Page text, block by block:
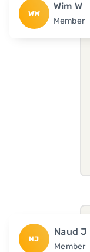
WW
Wim W
Member
NJ
Naud J
Member